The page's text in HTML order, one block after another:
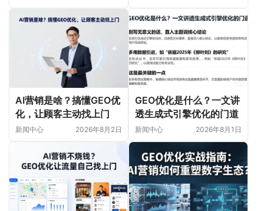
AI营销是啥？搞懂GEO优
化，让顾客主动找上门
新闻中心 2026年8月2日
GEO优化是什么？一文讲
透生成式引擎优化的门道
新闻中心 2026年8月1日